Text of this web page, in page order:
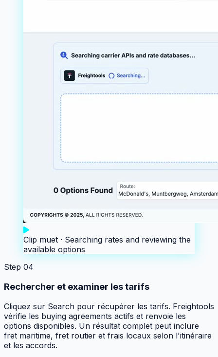
Clip muet · Searching rates and reviewing the
available options
Step 04
Rechercher et examiner les tarifs
Cliquez sur Search pour récupérer les tarifs. Freightools
vérifie les buying agreements actifs et renvoie les
options disponibles. Un résultat complet peut inclure
fret maritime, fret routier et frais locaux selon l'itinéraire
et les accords.